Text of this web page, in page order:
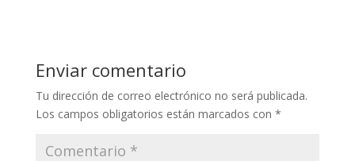
Enviar comentario
Tu dirección de correo electrónico no será publicada.
Los campos obligatorios están marcados con *